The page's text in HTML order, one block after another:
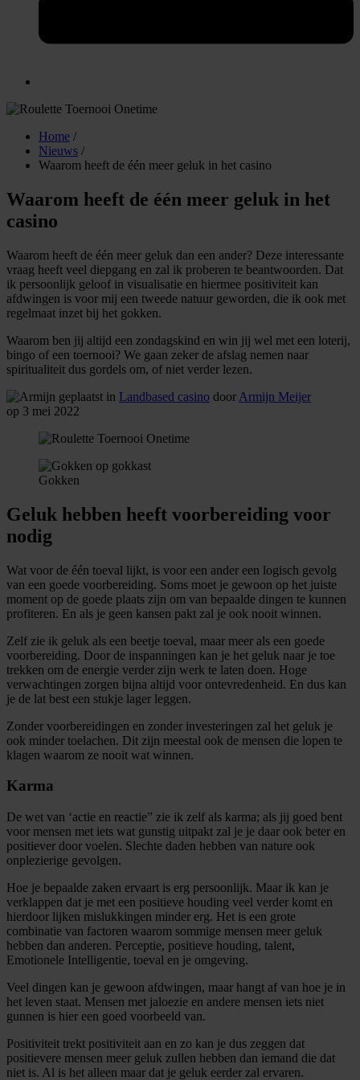
Home /
Nieuws /
Waarom heeft de één meer geluk in het casino
Waarom heeft de één meer geluk in het
casino
Waarom heeft de één meer geluk dan een ander? Deze interessante
vraag heeft veel diepgang en zal ik proberen te beantwoorden. Dat
ik persoonlijk geloof in visualisatie en hiermee positiviteit kan
afdwingen is voor mij een tweede natuur geworden, die ik ook met
regelmaat inzet bij het gokken.
Waarom ben jij altijd een zondagskind en win jij wel met een loterij,
bingo of een toernooi? We gaan zeker de afslag nemen naar
spiritualiteit dus gordels om, of niet verder lezen.
geplaatst in Landbased casino door Armijn Meijer
op 3 mei 2022
Gokken
Geluk hebben heeft voorbereiding voor
nodig
Wat voor de één toeval lijkt, is voor een ander een logisch gevolg
van een goede voorbereiding. Soms moet je gewoon op het juiste
moment op de goede plaats zijn om van bepaalde dingen te kunnen
profiteren. En als je geen kansen pakt zal je ook nooit winnen.
Zelf zie ik geluk als een beetje toeval, maar meer als een goede
voorbereiding. Door de inspanningen kan je het geluk naar je toe
trekken om de energie verder zijn werk te laten doen. Hoge
verwachtingen zorgen bijna altijd voor ontevredenheid. En dus kan
je de lat best een stukje lager leggen.
Zonder voorbereidingen en zonder investeringen zal het geluk je
ook minder toelachen. Dit zijn meestal ook de mensen die lopen te
klagen waarom ze nooit wat winnen.
Karma
De wet van ‘actie en reactie” zie ik zelf als karma; als jij goed bent
voor mensen met iets wat gunstig uitpakt zal je je daar ook beter en
positiever door voelen. Slechte daden hebben van nature ook
onplezierige gevolgen.
Hoe je bepaalde zaken ervaart is erg persoonlijk. Maar ik kan je
verklappen dat je met een positieve houding veel verder komt en
hierdoor lijken mislukkingen minder erg. Het is een grote
combinatie van factoren waarom sommige mensen meer geluk
hebben dan anderen. Perceptie, positieve houding, talent,
Emotionele Intelligentie, toeval en je omgeving.
Veel dingen kan je gewoon afdwingen, maar hangt af van hoe je in
het leven staat. Mensen met jaloezie en andere mensen iets niet
gunnen is hier een goed voorbeeld van.
Positiviteit trekt positiviteit aan en zo kan je dus zeggen dat
positievere mensen meer geluk zullen hebben dan iemand die dat
niet is. Al is het alleen maar dat je geluk eerder zal ervaren.